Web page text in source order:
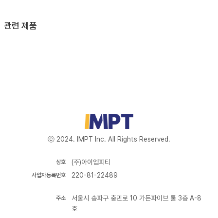
관련 제품
ⓒ 2024. IMPT Inc. All Rights Reserved.
(주)아이엠피티
상호
사업자등록번호
220-81-22489
주소
서울시 송파구 충민로 10 가든파이브 툴 3층 A-8
호